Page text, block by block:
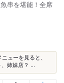
串を堪能！全席
ューを見ると、
姉妹店？ ...